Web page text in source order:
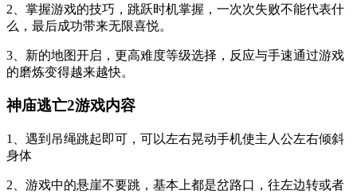
2、掌握游戏的技巧，跳跃时机掌握，一次次失败不能代表什
么，最后成功带来无限喜悦。
3、新的地图开启，更高难度等级选择，反应与手速通过游戏
的磨炼变得越来越快。
神庙逃亡2游戏内容
1、遇到吊绳跳起即可，可以左右晃动手机使主人公左右倾斜
身体
2、游戏中的悬崖不要跳，基本上都是岔路口，往左边转或者